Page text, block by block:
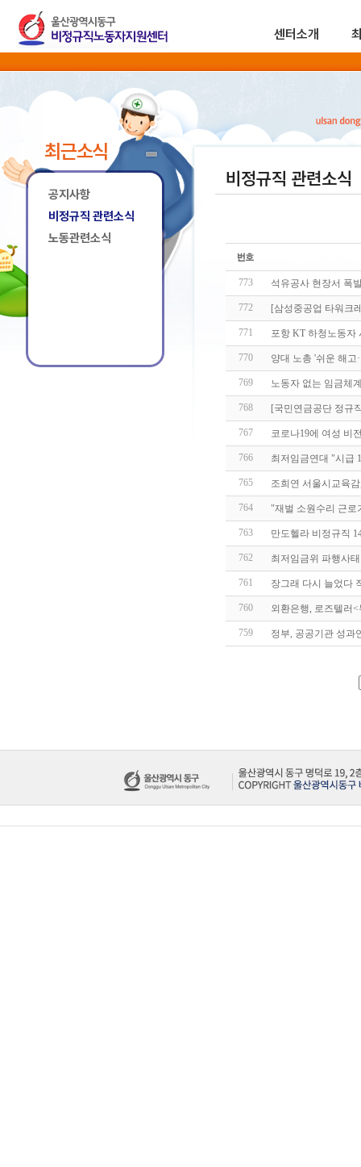
센터소개
최근소식
공지사항
비정규직 관련소식
노동관련소식
비정규직 관련소식
773 석유공사 현장서 폭
772 [삼성중공업 타워크
771 포항 KT 하청노동
770 양대 노총 '쉬운 해
769 노동자 없는 임금체
768 [국민연금공단 정규
767 코로나19에 여성 비
766 최저임금연대 "시급
765 조희연 서울시교육
764 "재벌 소원수리 근로
763 만도헬라 비정규직
762 최저임금위 파행사
761 장그래 다시 늘었다
760 외환은행, 로즈텔러
759 정부, 공공기관 성